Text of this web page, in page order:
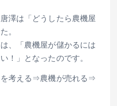
澤は「どうしたら農機屋
。
、「農機屋が儲かるには
！」となったのです。
考える⇒農機が売れる⇒